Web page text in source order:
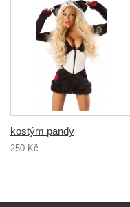
kostým pandy
250 Kč